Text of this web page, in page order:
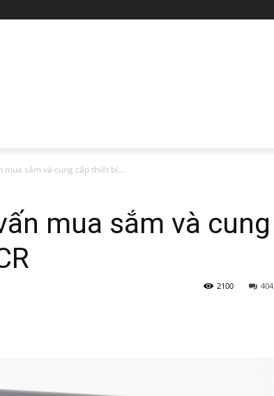
mua sắm và cung cấp thiết bị...
mua sắm và cung
404
2100